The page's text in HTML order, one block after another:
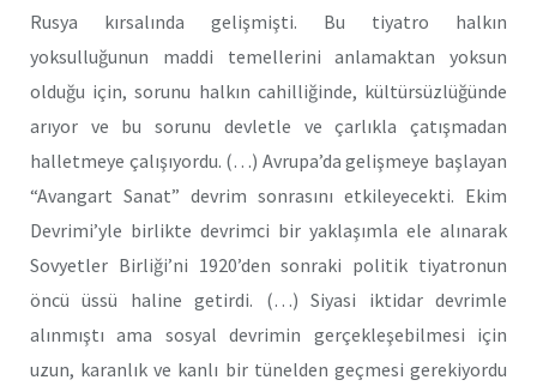
Rusya kırsalında gelişmişti. Bu tiyatro halkın
yoksulluğunun maddi temellerini anlamaktan yoksun
olduğu için, sorunu halkın cahilliğinde, kültürsüzlüğünde
arıyor ve bu sorunu devletle ve çarlıkla çatışmadan
halletmeye çalışıyordu. (…) Avrupa’da gelişmeye başlayan
“Avangart Sanat” devrim sonrasını etkileyecekti. Ekim
Devrimi’yle birlikte devrimci bir yaklaşımla ele alınarak
Sovyetler Birliği’ni 1920’den sonraki politik tiyatronun
öncü üssü haline getirdi. (…) Siyasi iktidar devrimle
alınmıştı ama sosyal devrimin gerçekleşebilmesi için
uzun, karanlık ve kanlı bir tünelden geçmesi gerekiyordu